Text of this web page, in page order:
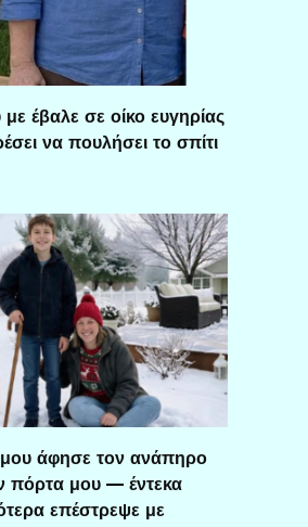
έβαλε σε οίκο ευγηρίας
να πουλήσει το σπίτι
άφησε τον ανάπηρο
πόρτα μου — έντεκα
επέστρεψε με